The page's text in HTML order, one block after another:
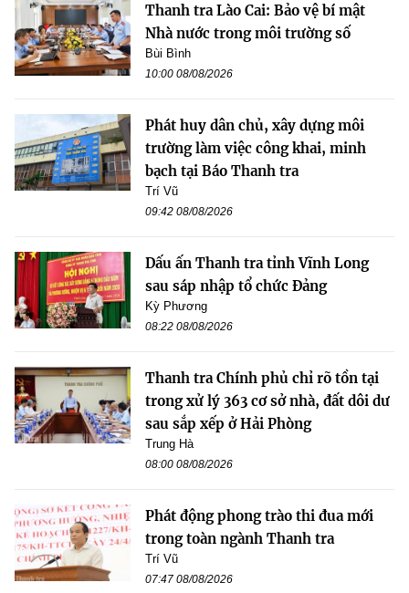
Thanh tra Lào Cai: Bảo vệ bí mật
Nhà nước trong môi trường số
Bùi Bình
10:00 08/08/2026
Phát huy dân chủ, xây dựng môi
trường làm việc công khai, minh
bạch tại Báo Thanh tra
Trí Vũ
09:42 08/08/2026
Dấu ấn Thanh tra tỉnh Vĩnh Long
sau sáp nhập tổ chức Đảng
Kỳ Phương
08:22 08/08/2026
Thanh tra Chính phủ chỉ rõ tồn tại
trong xử lý 363 cơ sở nhà, đất dôi dư
sau sắp xếp ở Hải Phòng
Trung Hà
08:00 08/08/2026
Phát động phong trào thi đua mới
trong toàn ngành Thanh tra
Trí Vũ
07:47 08/08/2026